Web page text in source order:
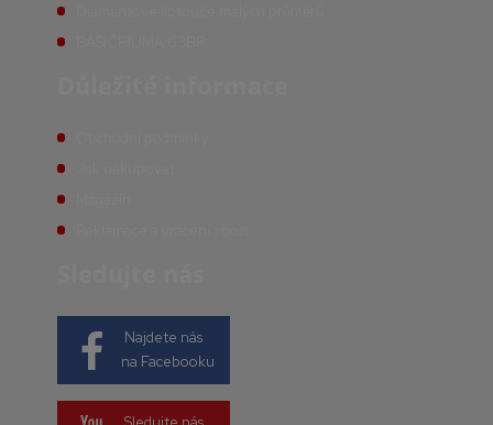
Najdete nás
na Facebooku